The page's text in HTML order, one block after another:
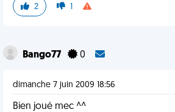
2 1
Bango77 0
dimanche 7 juin 2009 18:56
Bien joué mec ^^